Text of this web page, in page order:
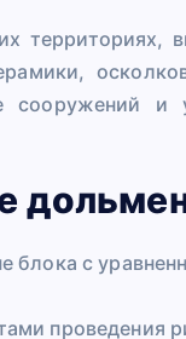
сооружений и
с
проведения